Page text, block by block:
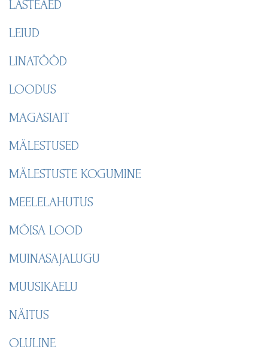
LASTEAED
LEIUD
LINATÖÖD
LOODUS
MAGASIAIT
MÄLESTUSED
MÄLESTUSTE KOGUMINE
MEELELAHUTUS
MÕISA LOOD
MUINASAJALUGU
MUUSIKAELU
NÄITUS
OLULINE